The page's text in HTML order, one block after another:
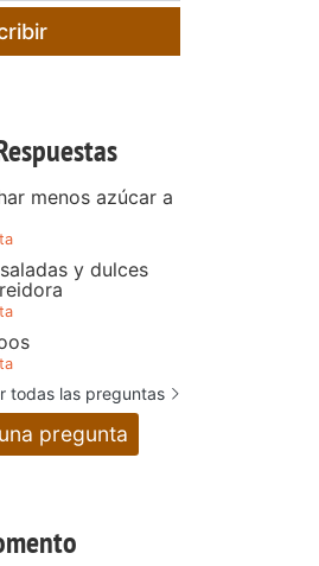
menos azúcar a
y dulces
todas las preguntas
pregunta